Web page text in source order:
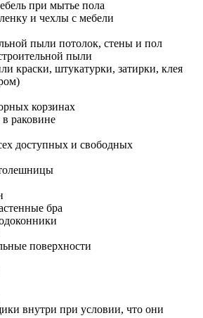
при мытье пола
и чехлы с мебели
пыли потолок, стены и пол
пыли
краски, штукатурки, затирки, клея
корзинах
раковине
доступных и свободных
бра
поверхности
внутри при условии, что они